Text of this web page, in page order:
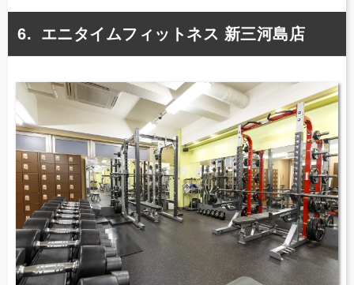
エニタイムフィットネス 新三河島店